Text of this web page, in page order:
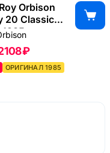
Orbison
20 Classic
₽
ОРИГИНАЛ 1985